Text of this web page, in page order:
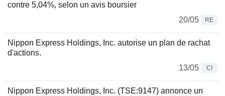
contre 5,04%, selon un avis boursier
20/05
RE
Nippon Express Holdings, Inc. autorise un plan de rachat
d'actions.
13/05
CI
Nippon Express Holdings, Inc. (TSE:9147) annonce un